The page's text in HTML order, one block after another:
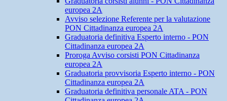
europea 2A
Avviso selezione Referente per la valutazione
PON Cittadinanza europea 2A
Graduatoria definitiva Esperto interno - PON
Cittadinanza europea 2A
Proroga Avviso corsisti PON Cittadinanza
europea 2A
Graduatoria provvisoria Esperto interno - PON
Cittadinanza europea 2A
Graduatoria definitiva personale ATA - PON